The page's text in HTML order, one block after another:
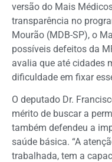
versão do Mais
transparência no
Mourão (MDB-SP), o
possíveis defeitos da
avalia que até cidades
dificuldade em fixar
O deputado Dr.
mérito de buscar a
também defendeu a
saúde básica. “A
trabalhada, tem a